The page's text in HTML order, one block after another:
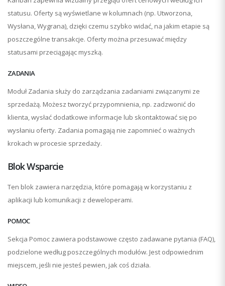
statusu. Oferty są wyświetlane w kolumnach (np. Utworzona,
Wysłana, Wygrana), dzięki czemu szybko widać, na jakim etapie są
poszczególne transakcje. Oferty można przesuwać między
statusami przeciągając myszką.
ZADANIA
Moduł Zadania służy do zarządzania zadaniami związanymi ze
sprzedażą. Możesz tworzyć przypomnienia, np. zadzwonić do
klienta, wysłać dodatkowe informacje lub skontaktować się po
wysłaniu oferty. Zadania pomagają nie zapomnieć o ważnych
krokach w procesie sprzedaży.
Blok Wsparcie
Ten blok zawiera narzędzia, które pomagają w korzystaniu z
aplikacji lub komunikacji z deweloperami.
POMOC
Sekcja Pomoc zawiera podstawowe często zadawane pytania (FAQ),
podzielone według poszczególnych modułów. Jest odpowiednim
miejscem, jeśli nie jesteś pewien, jak coś działa.